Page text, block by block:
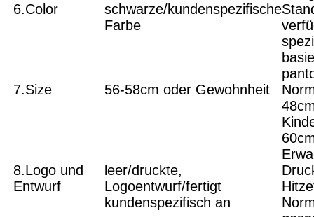
6.Color
schwarze/kundenspezifische
Farbe
7.Size
56-58cm oder Gewohnheit
8.Logo und
Entwurf
leer/druckte,
Logoentwurf/fertigt
kundenspezifisch an